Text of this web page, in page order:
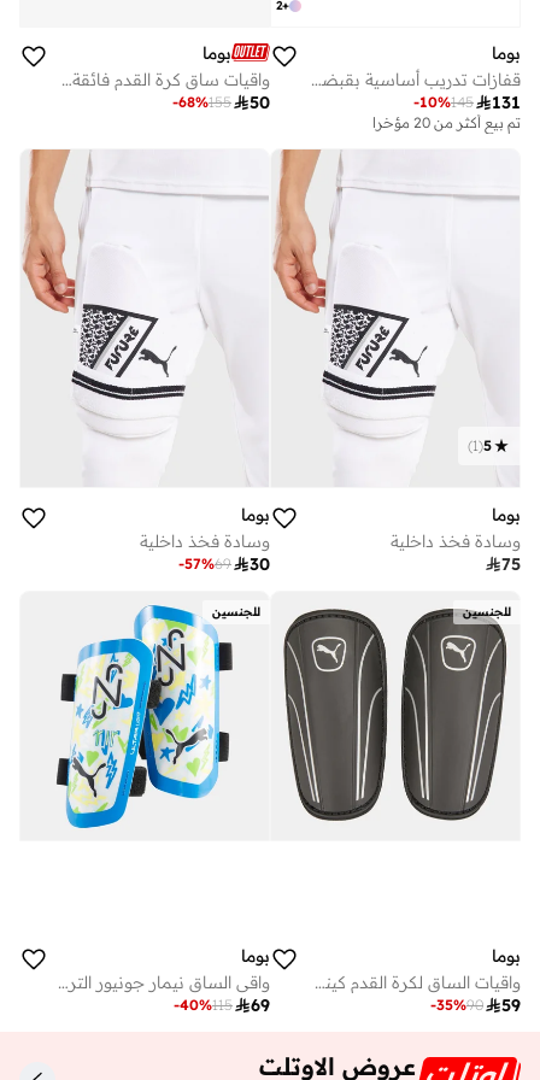
+
2
بوما
قفازات تدريب أساسية بقبضة مقطوعة الأصابع
131
145
-10%
تم بيع أكثر من 20 مؤخرا
بوما
واقيات ساق كرة القدم فائقة المرونة
50
155
-68%
5
(
1
)
بوما
وسادة فخذ داخلية
75
بوما
وسادة فخذ داخلية
30
69
-57%
للجنسين
بوما
واقيات الساق لكرة القدم كينج سليف
59
90
-35%
للجنسين
بوما
واقي الساق نيمار جونيور الترا لايت ستراب
69
115
-40%
عروض الاوتلت